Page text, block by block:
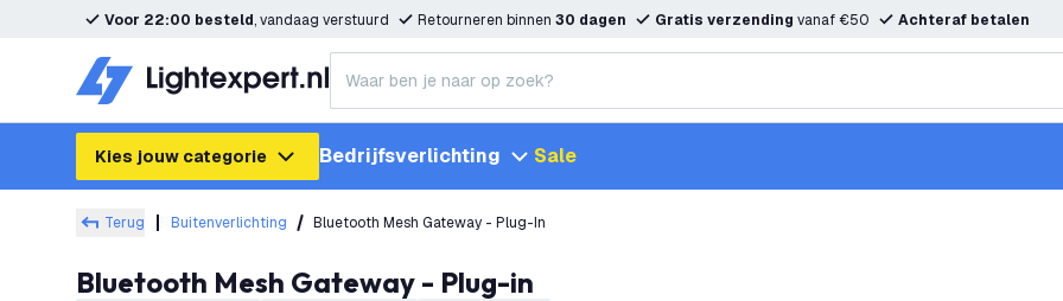
Voor 22:00 besteld, vandaag verstuurd Retourneren binnen 30 dagen Gratis verzending vanaf €50 Achteraf betalen
Kies jouw categorie Bedrijfsverlichting Sale
Terug Buitenverlichting Bluetooth Mesh Gateway - Plug-In
Bluetooth Mesh Gateway - Plug-in